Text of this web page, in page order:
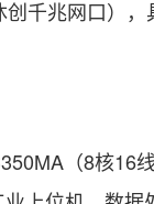
千兆网口）
（8核16